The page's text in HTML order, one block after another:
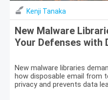
Kenji Tanaka
New Malware
Your Defenses with
New malware libraries
how disposable email from
privacy and prevents data